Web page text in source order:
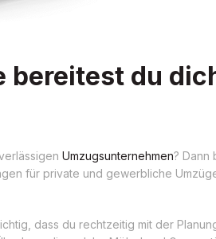
bereitest du
Umzugsunternehmen? Dann
für private und gewerbliche
dass du rechtzeitig mit der